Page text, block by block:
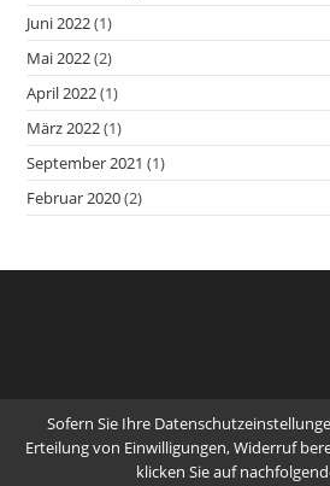
Juni 2022(1)
Mai 2022(2)
April 2022(1)
März 2022(1)
September 2021 (1)
Februar 2020(2)
Sofern Sie Ihre
Erteilung von Einwilligungen, Widerruf
klicken Sie auf